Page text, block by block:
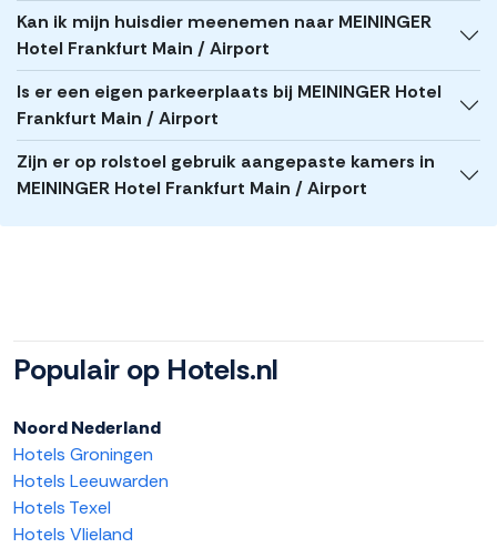
Kan ik mijn huisdier meenemen naar MEININGER
Hotel Frankfurt Main / Airport
Is er een eigen parkeerplaats bij MEININGER Hotel
Frankfurt Main / Airport
Zijn er op rolstoel gebruik aangepaste kamers in
MEININGER Hotel Frankfurt Main / Airport
Populair op Hotels.nl
Noord Nederland
Hotels Groningen
Hotels Leeuwarden
Hotels Texel
Hotels Vlieland